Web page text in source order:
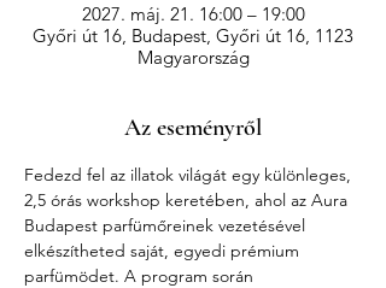
2027. máj. 21. 16:00 – 19:00
Győri út 16, Budapest, Győri út 16, 1123
Magyarország
Az eseményről
Fedezd fel az illatok világát egy különleges,
2,5 órás workshop keretében, ahol az Aura
Budapest parfümőreinek vezetésével
elkészítheted saját, egyedi prémium
parfümödet. A program során